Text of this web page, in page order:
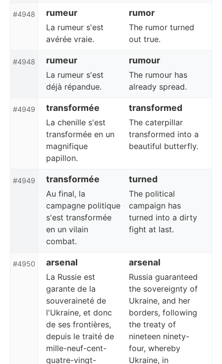
#4948 rumeur rumor
La rumeur s'est
avérée vraie.
The rumor turned
out true.
#4948 rumeur rumour
La rumeur s'est
déjà répandue.
The rumour has
already spread.
#4949 transformée transformed
La chenille s'est
transformée en un
magnifique
papillon.
The caterpillar
transformed into a
beautiful butterfly.
#4949 transformée turned
Au final, la
campagne politique
s'est transformée
en un vilain
combat.
The political
campaign has
turned into a dirty
fight at last.
#4950 arsenal arsenal
La Russie est
garante de la
souveraineté de
l'Ukraine, et donc
de ses frontières,
depuis le traité de
mille-neuf-cent-
quatre-vingt-
Russia guaranteed
the sovereignty of
Ukraine, and her
borders, following
the treaty of
nineteen ninety-
four, whereby
Ukraine, in